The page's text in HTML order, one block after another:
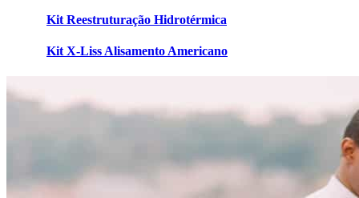
Kit Reestruturação Hidrotérmica
Kit X-Liss Alisamento Americano